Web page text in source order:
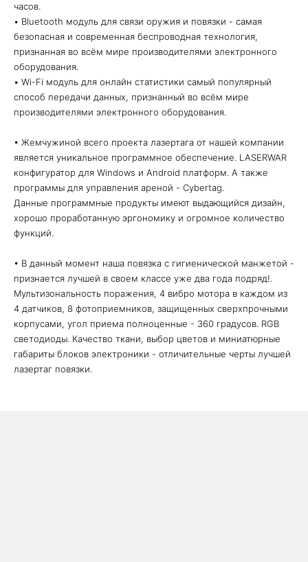
часов.
• Bluetooth модуль для связи оружия и повязки - самая
безопасная и современная беспроводная технология,
признанная во всём мире производителями электронного
оборудования.
• Wi-Fi модуль для онлайн статистики самый популярный
способ передачи данных, признанный во всём мире
производителями электронного оборудования.
• Жемчужиной всего проекта лазертага от нашей компании
является уникальное программное обеспечение. LASERWAR
конфигуратор для Windows и Android платформ. А также
программы для управления ареной - Cybertag.
Данные программные продукты имеют выдающийся дизайн,
хорошо проработанную эргономику и огромное количество
функций.
• В данный момент наша повязка с гигиенической манжетой -
признается лучшей в своем классе уже два года подряд!.
Мультизональность поражения, 4 вибро мотора в каждом из
4 датчиков, 8 фотоприемников, защищенных сверхпрочными
корпусами, угол приема полноценные - 360 градусов. RGB
светодиоды. Качество ткани, выбор цветов и миниатюрные
габариты блоков электроники - отличительные черты лучшей
лазертаг повязки.